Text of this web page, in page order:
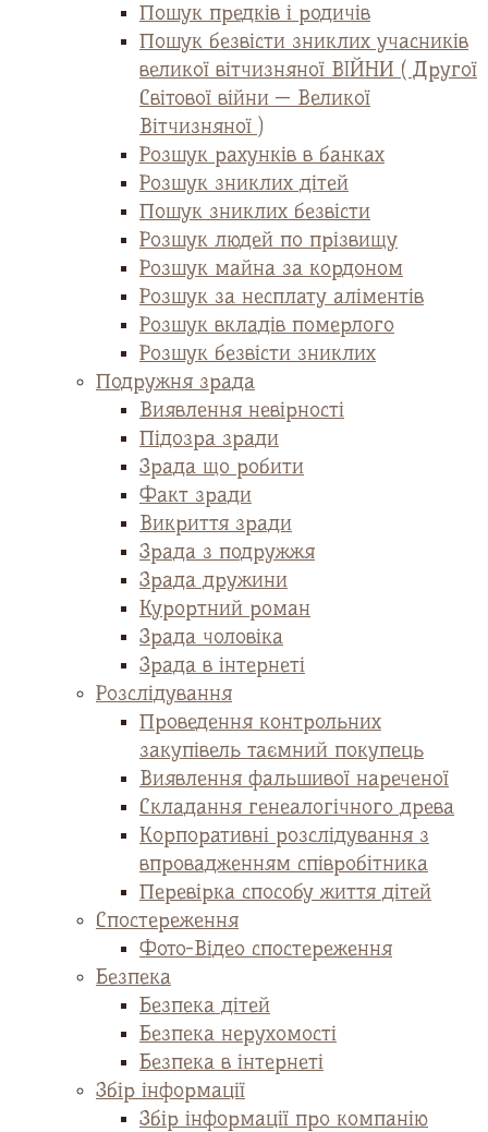
Пошук предків і родичів
Пошук безвісти зниклих учасників
великої вітчизняної ВІЙНИ ( Другої
Світової війни — Великої
Вітчизняної )
Розшук рахунків в банках
Розшук зниклих дітей
Пошук зниклих безвісти
Розшук людей по прізвищу
Розшук майна за кордоном
Розшук за несплату аліментів
Розшук вкладів померлого
Розшук безвісти зниклих
Подружня зрада
Виявлення невірності
Підозра зради
Зрада що робити
Факт зради
Викриття зради
Зрада з подружжя
Зрада дружини
Курортний роман
Зрада чоловіка
Зрада в інтернеті
Розслідування
Проведення контрольних
закупівель таємний покупець
Виявлення фальшивої нареченої
Складання генеалогічного древа
Корпоративні розслідування з
впровадженням співробітника
Перевірка способу життя дітей
Спостереження
Фото-Відео спостереження
Безпека
Безпека дітей
Безпека нерухомості
Безпека в інтернеті
Збір інформації
Збір інформації про компанію